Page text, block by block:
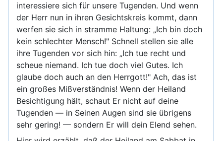
interessiere sich für unsere Tugenden. Und wenn
der Herr nun in ihren Gesichtskreis kommt, dann
werfen sie sich in stramme Haltung: „Ich bin doch
kein schlechter Mensch!" Schnell stellen sie alle
ihre Tugenden vor sich hin: „Ich tue recht und
scheue niemand. Ich tue doch viel Gutes. Ich
glaube doch auch an den Herrgott!" Ach, das ist
ein großes Mißverständnis! Wenn der Heiland
Besichtigung hält, schaut Er nicht auf deine
Tugenden — in Seinen Augen sind sie übrigens
sehr gering! — sondern Er will dein Elend sehen.